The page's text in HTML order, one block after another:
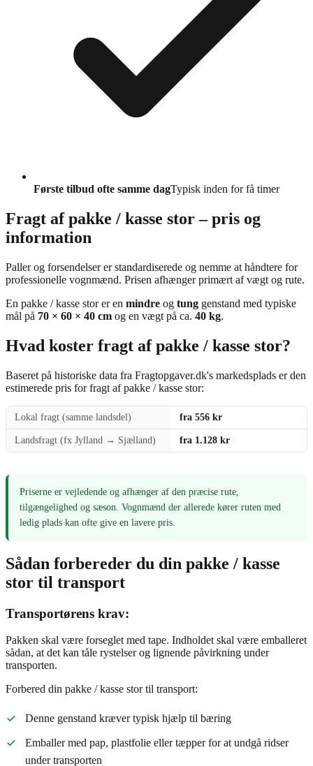
Første tilbud ofte samme dagTypisk inden for få timer
Fragt af pakke / kasse stor – pris og
information
Paller og forsendelser er standardiserede og nemme at håndtere for
professionelle vognmænd. Prisen afhænger primært af vægt og rute.
En pakke / kasse stor er en mindre og tung genstand med typiske
mål på 70 × 60 × 40 cm og en vægt på ca. 40 kg.
Hvad koster fragt af pakke / kasse stor?
Baseret på historiske data fra Fragtopgaver.dk's markedsplads er den
estimerede pris for fragt af pakke / kasse stor:
Lokal fragt (samme landsdel) fra 556 kr
Landsfragt (fx Jylland → Sjælland) fra 1.128 kr
Priserne er vejledende og afhænger af den præcise rute,
tilgængelighed og sæson. Vognmænd der allerede kører ruten med
ledig plads kan ofte give en lavere pris.
Sådan forbereder du din pakke / kasse
stor til transport
Transportørens krav:
Pakken skal være forseglet med tape. Indholdet skal være emballeret
sådan, at det kan tåle rystelser og lignende påvirkning under
transporten.
Forbered din pakke / kasse stor til transport:
Denne genstand kræver typisk hjælp til bæring
Emballer med pap, plastfolie eller tæpper for at undgå ridser
under transporten